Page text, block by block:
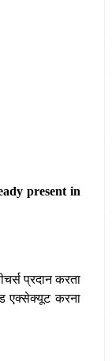
present in
प्रदान करता
एक्सेक्यूट करना